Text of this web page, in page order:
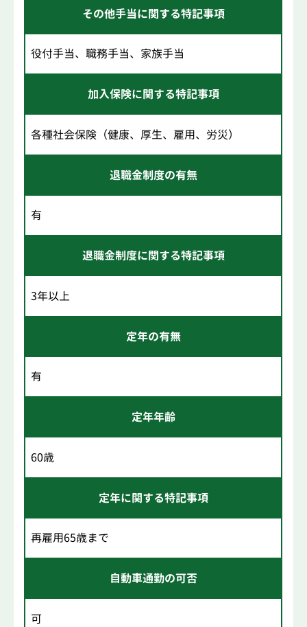
その他手当に関する特記事項
役付手当、職務手当、家族手当
加入保険に関する特記事項
各種社会保険（健康、厚生、雇用、労災）
退職金制度の有無
有
退職金制度に関する特記事項
3年以上
定年の有無
有
定年年齢
60歳
定年に関する特記事項
再雇用65歳まで
自動車通勤の可否
可